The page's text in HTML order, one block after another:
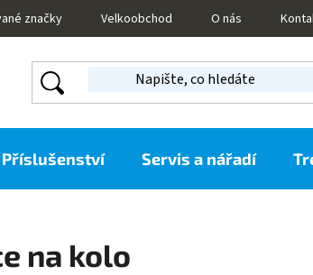
značky Velkoobchod O nás
Příslušenství Servis a nářadí
na kolo